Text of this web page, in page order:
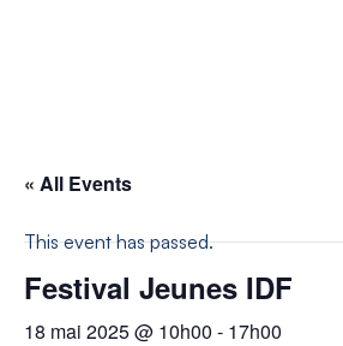
« All Events
This event has passed.
Festival Jeunes IDF
18 mai 2025 @ 10h00 - 17h00